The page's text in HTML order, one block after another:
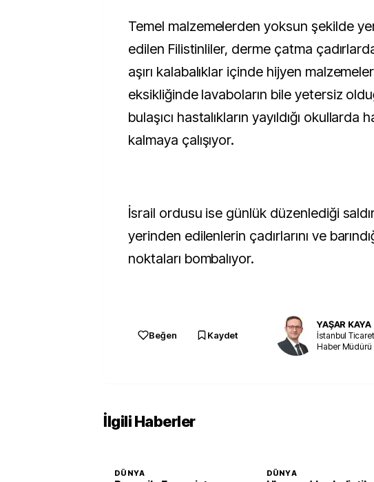
Temel malzemelerden yoksun şekilde
edilen Filistinliler, derme çatma
aşırı kalabalıklar içinde hijyen
eksikliğinde lavaboların bile yetersiz
bulaşıcı hastalıkların yayıldığı okullarda
kalmaya çalışıyor.
İsrail ordusu ise günlük düzenlediği
yerinden edilenlerin çadırlarını ve
noktaları bombalıyor.
Beğen Kaydet
YAŞAR KAYA
İstanbul
Haber Müdürü
İlgili Haberler
DÜNYA DÜNYA